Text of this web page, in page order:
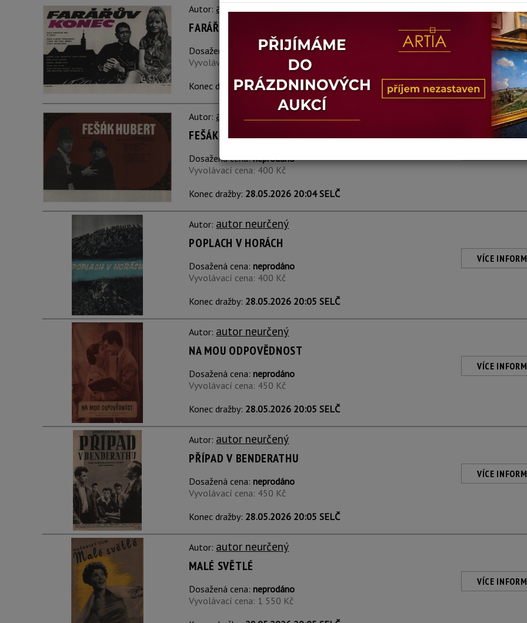
Autor: autor neurčený
FARÁŘŮV KONEC
Dosažená cena:
neprodáno
Vyvolávací cena: 900 Kč
Konec dražby: 28.05.2026 20:04 SELČ
VÍCE
Autor: autor neurčený
FEŠÁK HUBERT
Dosažená cena:neprodáno
Vyvolávací cena: 400 Kč
Konec dražby: 28.05.2026 20:04 SELČ
Autor: autor neurčený
POPLACH V HORÁCH
Dosažená cena:neprodáno
Vyvolávací cena: 400 Kč
Konec dražby: 28.05.2026 20:05 SELČ
VÍCE
Autor: autor neurčený
NA MOU ODPOVĚDNOST
Dosažená cena:neprodáno
Vyvolávací cena: 450 Kč
Konec dražby: 28.05.2026 20:05 SELČ
VÍCE
Autor: autor neurčený
PŘÍPAD V BENDERATHU
Dosažená cena:neprodáno
Vyvolávací cena: 450 Kč
Konec dražby: 28.05.2026 20:05 SELČ
VÍCE
Autor: autor neurčený
MALÉ SVĚTLÉ
Dosažená cena:neprodáno
Vyvolávací cena: 1 550 Kč
VÍCE